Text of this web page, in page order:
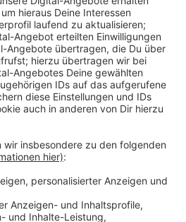
wird.
Kölner Landstraße
um 4 Uhr gibt es
Landstraße in Düsseldorf.
die U76 und dauern bis
um 4 Uhr. Infos zu eurer